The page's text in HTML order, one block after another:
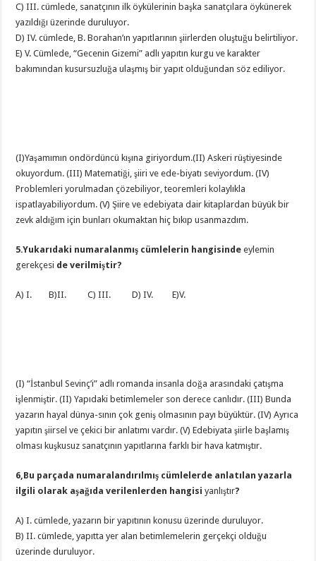
C) III. cümlede, sanatçının ilk öykülerinin başka sanatçılara öykünerek
yazıldığı üzerinde duruluyor.
D) IV. cümlede, B. Borahan’ın yapıtlarının şiirlerden oluştuğu belirtiliyor.
E) V. Cümlede, “Gecenin Gizemi” adlı yapıtın kurgu ve karakter
bakımından kusursuzluğa ulaşmış bir yapıt olduğundan söz ediliyor.
(I)Yaşamımın ondördüncü kışına giriyordum.(II) Askeri rüştiyesinde
okuyordum. (III) Matematiği, şiiri ve ede-biyatı seviyordum. (IV)
Problemleri yorulmadan çözebiliyor, teoremleri kolaylıkla
ispatlayabiliyordum. (V) Şiire ve edebiyata dair kitaplardan büyük bir
zevk aldığım için bunları okumaktan hiç bıkıp usanmazdım.
5.Yukarıdaki numaralanmış cümlelerin hangisindeeylemin
gerekçesi de verilmiştir?
A) I. B)II. C) III. D) IV. E)V.
(I) “İstanbul Sevinç’i” adlı romanda insanla doğa arasındaki çatışma
işlenmiştir. (II) Yapıdaki betimlemeler son derece canlıdır. (III) Bunda
yazarın hayal dünya-sının çok geniş olmasının payı büyüktür. (IV) Ayrıca
yapıtın şiirsel ve çekici bir anlatımı vardır. (V) Edebiyata şiirle başlamış
olması kuşkusuz sanatçının yapıtlarına farklı bir hava katmıştır.
6,Bu parçada numaralandırılmış cümlelerde anlatılan yazarla
ilgili olarak aşağıda verilenlerden hangisiyanlıştır?
A) I. cümlede, yazarın bir yapıtının konusu üzerinde duruluyor.
B) II. cümlede, yapıtta yer alan betimlemelerin gerçekçi olduğu
üzerinde duruluyor.